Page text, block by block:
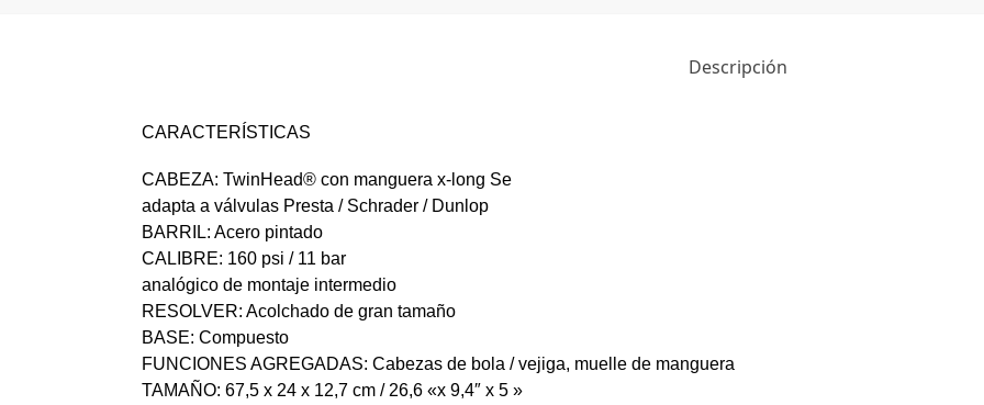
Descripción
CARACTERÍSTICAS
CABEZA: TwinHead® con manguera x-long Se
adapta a válvulas Presta / Schrader / Dunlop
BARRIL: Acero pintado
CALIBRE: 160 psi / 11 bar
analógico de montaje intermedio
RESOLVER: Acolchado de gran tamaño
BASE: Compuesto
FUNCIONES AGREGADAS: Cabezas de bola / vejiga, muelle de manguera
TAMAÑO: 67,5 x 24 x 12,7 cm / 26,6 «x 9,4″ x 5 »